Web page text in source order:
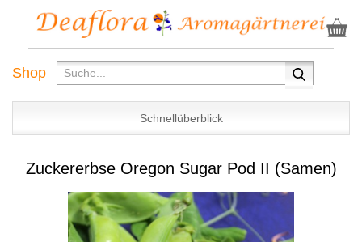
Shop
Schnellüberblick
Zuckererbse Oregon Sugar Pod II (Samen)